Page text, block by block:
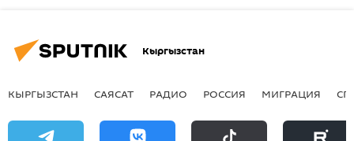
Кыргызстан
КЫРГЫЗСТАН САЯСАТ РАДИО РОССИЯ МИГРАЦИЯ